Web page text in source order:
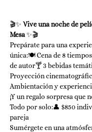
🎬✨ Vive una noche de
Mesa ✨🎬
Prepárate para una
única:🍽️ Cena de 8
de autor🍸 3 bebidas
Proyección
Ambientación y
¡Y un regalo sorpresa que
Todo por solo:👤 $850
pareja
Sumérgete en una